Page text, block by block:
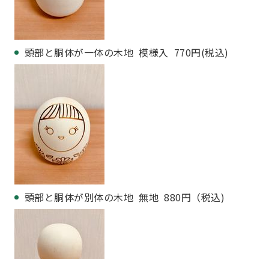
頭部と胴体が一体の木地 模様入 770円(税込)
頭部と胴体が別体の木地 無地 880円（税込)